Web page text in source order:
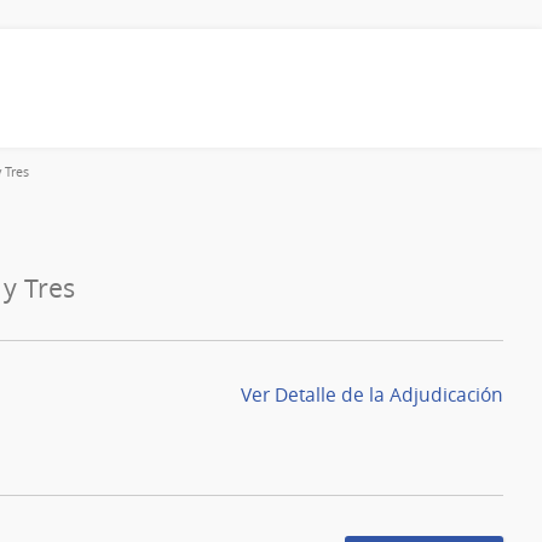
Tres
Ver Detalle de la Adjudicación